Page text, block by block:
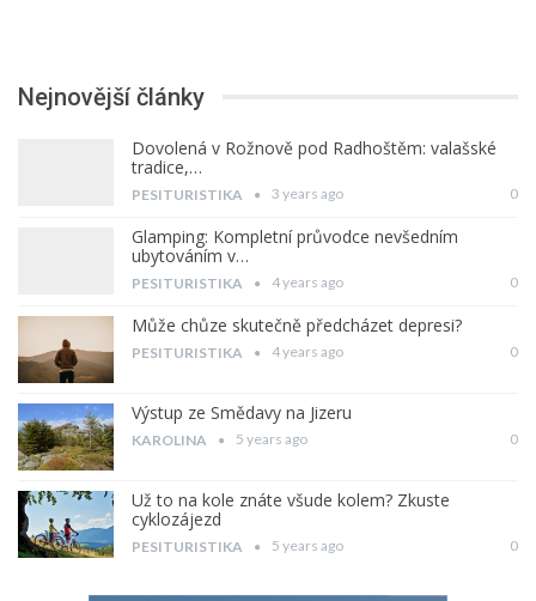
Nejnovější články
Dovolená v Rožnově pod Radhoštěm: valašské
tradice,…
PESITURISTIKA 3 years ago 0
Glamping: Kompletní průvodce nevšedním
ubytováním v…
PESITURISTIKA 4 years ago 0
Může chůze skutečně předcházet depresi?
PESITURISTIKA 4 years ago 0
Výstup ze Smědavy na Jizeru
KAROLINA 5 years ago 0
Už to na kole znáte všude kolem? Zkuste
cyklozájezd
PESITURISTIKA 5 years ago 0